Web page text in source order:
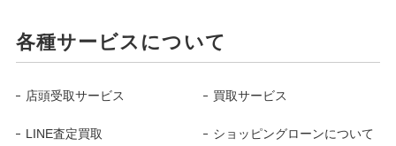
各種サービスについて
店頭受取サービス 買取サービス
LINE査定買取 ショッピングローンについて